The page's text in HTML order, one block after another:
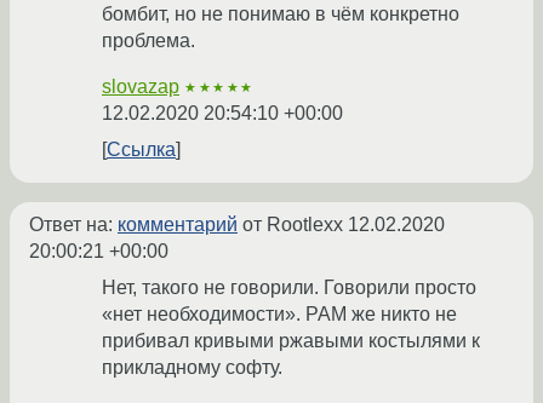
бомбит, но не понимаю в чём конкретно
проблема.
slovazap ★★★★★
12.02.2020 20:54:10 +00:00
Ссылка
Ответ на: комментарий от Rootlexx 12.02.2020
20:00:21 +00:00
Нет, такого не говорили. Говорили просто
«нет необходимости». PAM же никто не
прибивал кривыми ржавыми костылями к
прикладному софту.